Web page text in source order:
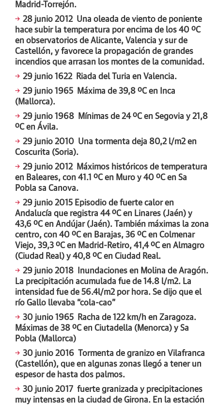
Madrid-Torrejón.
28 junio 2012 Una oleada de viento de poniente
hace subir la temperatura por encima de los 40 ºC
en observatorios de Alicante, Valencia y sur de
Castellón, y favorece la propagación de grandes
incendios que arrasan los montes de la comunidad.
29 junio 1622
Riada del Turia en Valencia.
29 junio 1965
Máxima de 39,8 ºC en Inca
(Mallorca).
29 junio 1968
Mínimas de 24 ºC en Segovia y 21,8
ºC en Ávila.
29 junio 2010 Una tormenta deja 80,2 l/m2 en
Coscurita (Soria).
29 junio 2012
Máximos históricos de temperatura
en Baleares, con 41.1 ºC en Muro y 40 ºC en Sa
Pobla sa Canova.
29 junio 2015 Episodio de fuerte calor en
Andalucía que registra 44 ºC en Linares (Jaén) y
43,6 ºC en Andújar (Jaén). También máximas la zona
centro, con 40 ºC en Barajas, 36 ºC en Colmenar
Viejo, 39,3 ºC en Madrid-Retiro, 41,4 ºC en Almagro
(Ciudad Real) y 40,8 ºC en Ciudad Real.
29 junio 2018
Inundaciones en Molina de Aragón.
La precipitación acumulada fue de 14.8 l/m2. La
intensidad fue de 56.4l/m2 por hora. Se dijo que el
río Gallo llevaba “cola-cao”
30 junio 1965
Racha de 122 km/h en Zaragoza.
Máximas de 38 ºC en Ciutadella (Menorca) y Sa
Pobla (Mallorca)
30 junio 2016
Tormenta de granizo en Vilafranca
(Castellón), que en algunas zonas llegó a tener un
espesor de hasta dos palmos.
30 junio 2017 fuerte granizada y precipitaciones
muy intensas en la ciudad de Girona. En la estación